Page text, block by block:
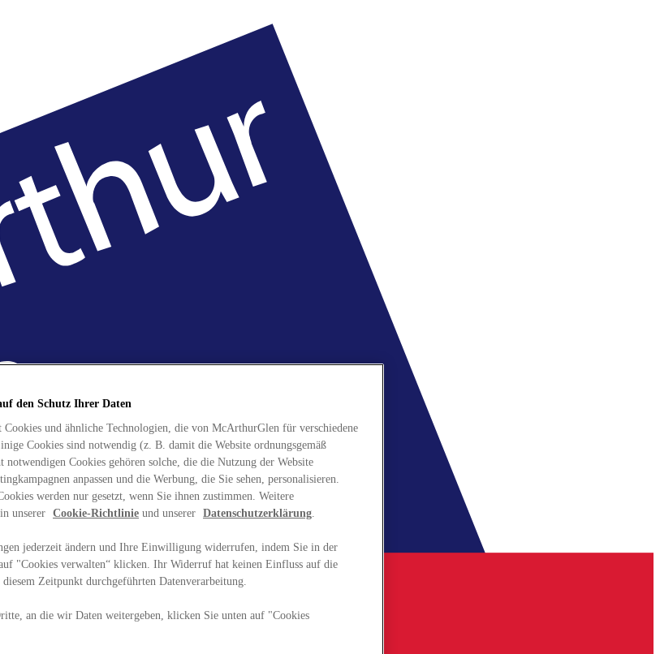
den Schutz Ihrer Daten
Cookies und ähnliche Technologien, die von McArthurGlen für verschiedene
Cookies sind notwendig (z. B. damit die Website ordnungsgemäß
Cookies gehören solche, die die Nutzung der Website
anpassen und die Werbung, die Sie sehen, personalisieren.
werden nur gesetzt, wenn Sie ihnen zustimmen. Weitere
unserer Cookie-Richtlinie und unserer Datenschutzerklärung.
jederzeit ändern und Ihre Einwilligung widerrufen, indem Sie in der
"Cookies verwalten“ klicken. Ihr Widerruf hat keinen Einfluss auf die
Zeitpunkt durchgeführten Datenverarbeitung.
an die wir Daten weitergeben, klicken Sie unten auf "Cookies